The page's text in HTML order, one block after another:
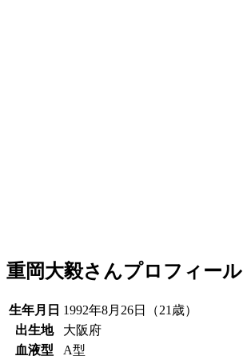
重岡大毅さんプロフィール
生年月日 1992年8月26日（21歳）
出生地
大阪府
血液型
A型